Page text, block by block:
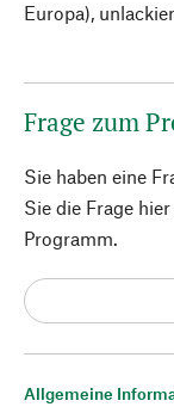
Allgemeine
Europa),
Frage zum
Sie haben eine
Sie die Frage
Programm.